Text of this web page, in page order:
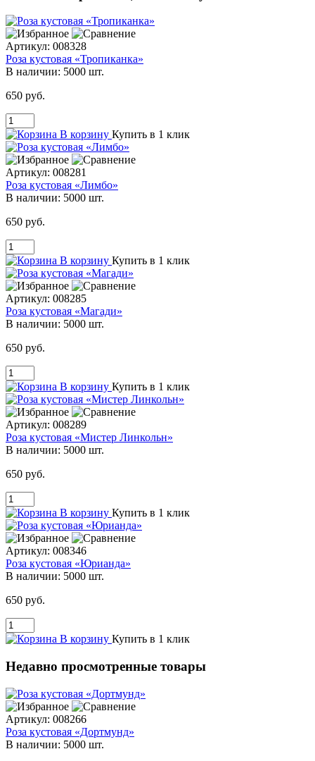
Артикул: 008328
Роза кустовая «Тропиканка»
В наличии: 5000 шт.
650 руб.
В корзину Купить в 1 клик
Артикул: 008281
Роза кустовая «Лимбо»
В наличии: 5000 шт.
650 руб.
В корзину Купить в 1 клик
Артикул: 008285
Роза кустовая «Магади»
В наличии: 5000 шт.
650 руб.
В корзину Купить в 1 клик
Артикул: 008289
Роза кустовая «Мистер Линкольн»
В наличии: 5000 шт.
650 руб.
В корзину Купить в 1 клик
Артикул: 008346
Роза кустовая «Юрианда»
В наличии: 5000 шт.
650 руб.
В корзину Купить в 1 клик
Недавно просмотренные товары
Артикул: 008266
Роза кустовая «Дортмунд»
В наличии: 5000 шт.